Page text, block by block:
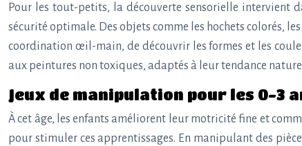
Pour les tout-petits, la découverte sensorielle intervient
sécurité optimale. Des objets comme les hochets colorés,
coordination œil-main, de découvrir les formes et les
aux peintures non toxiques, adaptés à leur tendance
Jeux de manipulation pour les 0-3
À cet âge, les enfants améliorent leur motricité fine et
pour stimuler ces apprentissages. En manipulant des